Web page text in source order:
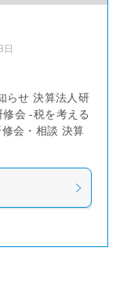
らせ 決算法人研
会 ‐税を考える
会・相談 決算